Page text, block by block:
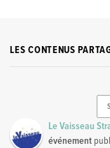
LES CONTENUS
Le Vaisseau
événement